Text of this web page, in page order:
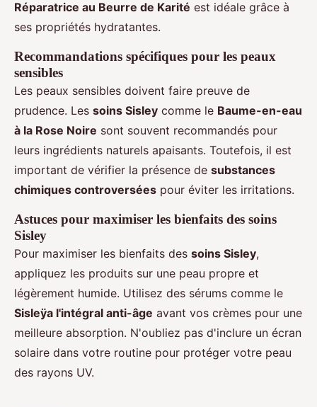
Réparatrice au Beurre de Karité est idéale grâce à
ses propriétés hydratantes.
Recommandations spécifiques pour les peaux
sensibles
Les peaux sensibles doivent faire preuve de
prudence. Les soins Sisley comme le Baume-en-eau
à la Rose Noire sont souvent recommandés pour
leurs ingrédients naturels apaisants. Toutefois, il est
important de vérifier la présence de substances
chimiques controversées pour éviter les irritations.
Astuces pour maximiser les bienfaits des soins
Sisley
Pour maximiser les bienfaits des soins Sisley,
appliquez les produits sur une peau propre et
légèrement humide. Utilisez des sérums comme le
Sisleÿa l'intégral anti-âge avant vos crèmes pour une
meilleure absorption. N'oubliez pas d'inclure un écran
solaire dans votre routine pour protéger votre peau
des rayons UV.